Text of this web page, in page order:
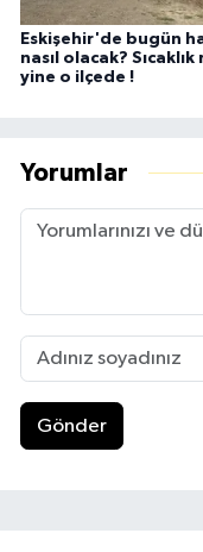
Eskişehir'de bugün
nasıl olacak?
yine o ilçede !
Yorumlar
Gönder